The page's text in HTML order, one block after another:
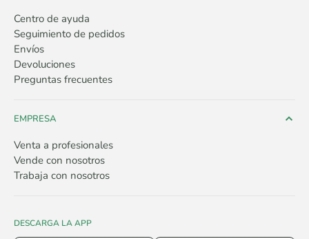
Centro de ayuda
Seguimiento de pedidos
Envíos
Devoluciones
Preguntas frecuentes
EMPRESA
Venta a profesionales
Vende con nosotros
Trabaja con nosotros
DESCARGA LA APP